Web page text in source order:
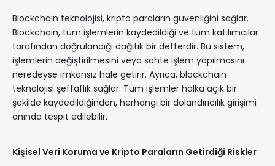
Blockchain teknolojisi, kripto paraların güvenliğini sağlar.
Blockchain, tüm işlemlerin kaydedildiği ve tüm katılımcılar
tarafından doğrulandığı dağıtık bir defterdir. Bu sistem,
işlemlerin değiştirilmesini veya sahte işlem yapılmasını
neredeyse imkansız hale getirir. Ayrıca, blockchain
teknolojisi şeffaflık sağlar. Tüm işlemler halka açık bir
şekilde kaydedildiğinden, herhangi bir dolandırıcılık girişimi
anında tespit edilebilir.
Kişisel Veri Koruma ve Kripto Paraların Getirdiği Riskler